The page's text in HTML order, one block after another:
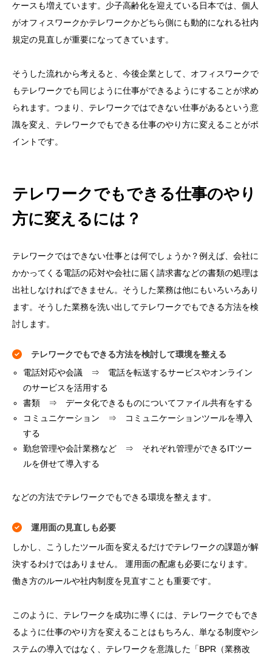
ケースも増えています。少子高齢化を迎えている日本では、個人
がオフィスワークかテレワークかどちら側にも動的になれる社内
規定の見直しが重要になってきています。
そうした流れから考えると、今後企業として、オフィスワークで
もテレワークでも同じように仕事ができるようにすることが求め
られます。つまり、テレワークではできない仕事があるという意
識を変え、テレワークでもできる仕事のやり方に変えることがポ
イントです。
テレワークでもできる仕事のやり
方に変えるには？
テレワークではできない仕事とは何でしょうか？例えば、会社に
かかってくる電話の応対や会社に届く請求書などの書類の処理は
出社しなければできません。そうした業務は他にもいろいろあり
ます。そうした業務を洗い出してテレワークでもできる方法を検
討します。
テレワークでもできる方法を検討して環境を整える
電話対応や会議 ⇒ 電話を転送するサービスやオンライン
のサービスを活用する
書類 ⇒ データ化できるものについてファイル共有をする
コミュニケーション ⇒ コミュニケーションツールを導入
する
勤怠管理や会計業務など ⇒ それぞれ管理ができるITツー
ルを併せて導入する
などの方法でテレワークでもできる環境を整えます。
運用面の見直しも必要
しかし、こうしたツール面を変えるだけでテレワークの課題が解
決するわけではありません。 運用面の配慮も必要になります。
働き方のルールや社内制度を見直すことも重要です。
このように、テレワークを成功に導くには、テレワークでもでき
るように仕事のやり方を変えることはもちろん、単なる制度やシ
ステムの導入ではなく、テレワークを意識した「BPR（業務改